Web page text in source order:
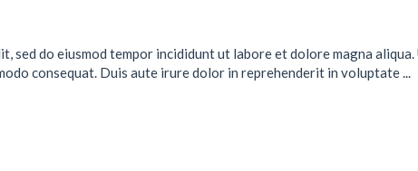
sed do eiusmod tempor incididunt ut labore et dolore magna aliqua.
consequat. Duis aute irure dolor in reprehenderit in voluptate ...